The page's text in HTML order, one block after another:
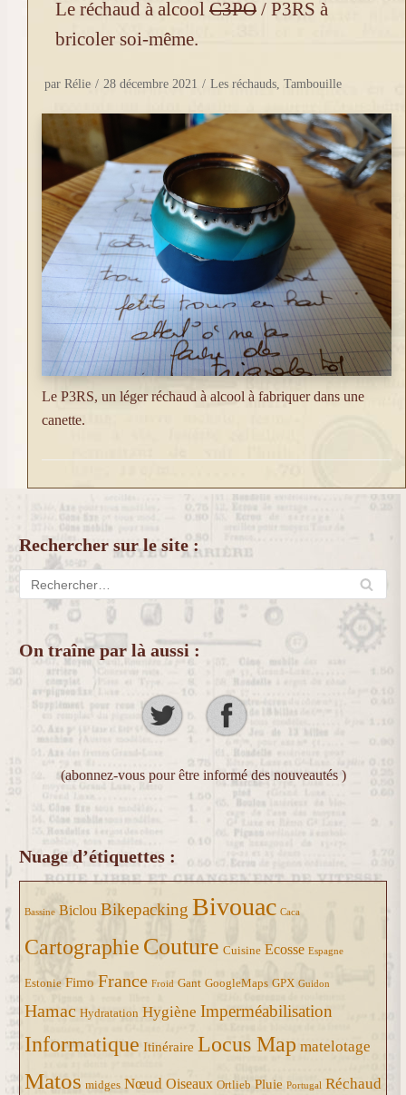
Le réchaud à alcool C3PO / P3RS à
bricoler soi-même.
par Rélie 28 décembre 2021 Les réchauds Tambouille
Le P3RS, un léger réchaud à alcool à fabriquer dans une
canette.
Rechercher sur le site :
On traîne par là aussi :
(abonnez-vous pour être informé des nouveautés )
Nuage d’étiquettes :
Bassine Biclou Bikepacking Bivouac Caca
Cartographie Couture Cuisine Ecosse Espagne
Estonie Fimo France Froid Gant GoogleMaps GPX Guidon
Hamac Hydratation Hygiène Imperméabilisation
Informatique Itinéraire Locus Map matelotage
Matos midges Nœud Oiseaux Ortlieb Pluie Portugal Réchaud